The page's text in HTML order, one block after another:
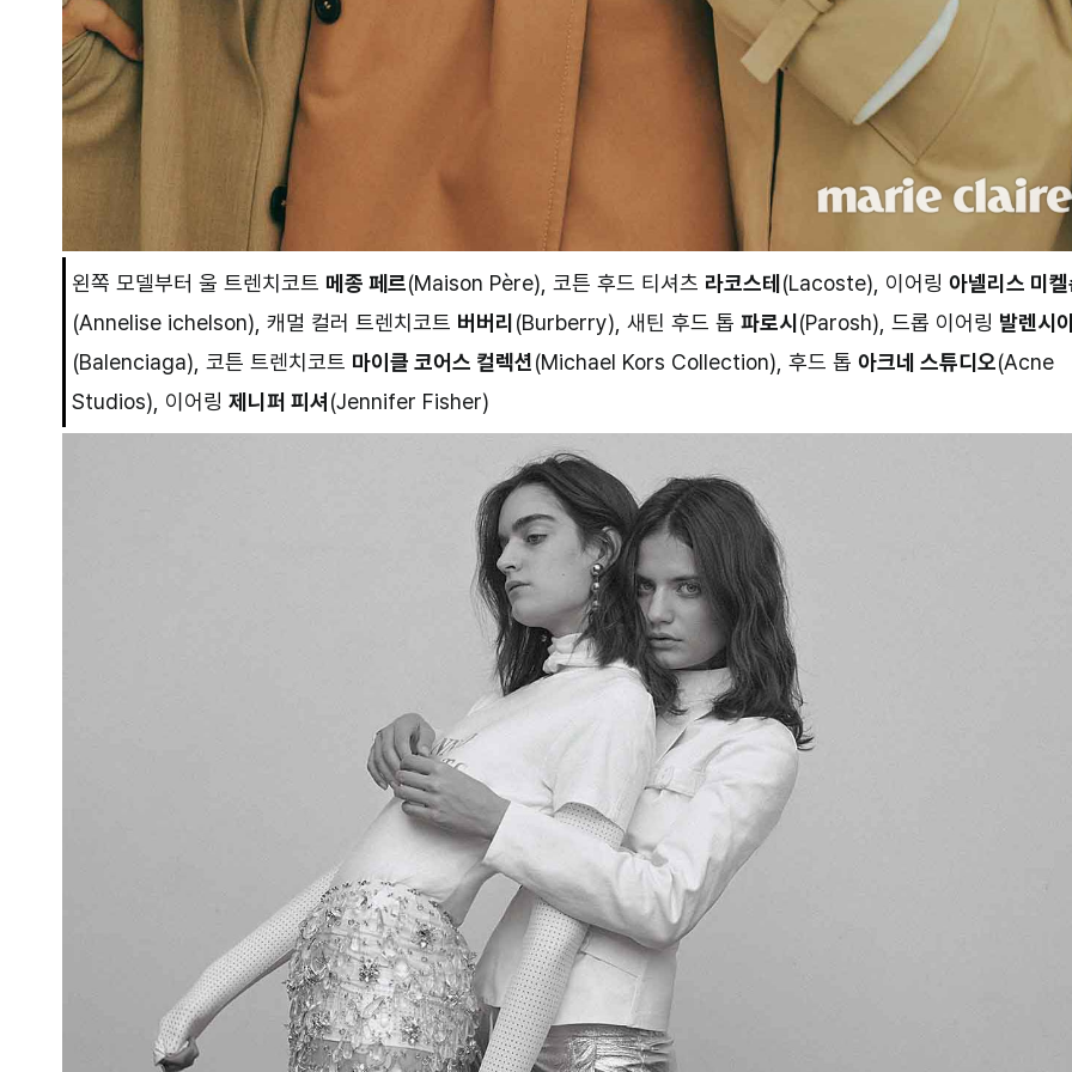
왼쪽 모델부터 울 트렌치코트 메종 페르(Maison Père), 코튼 후드 티셔츠 라코스테 (Lacoste), 이어링 아넬리스 미
(Annelise ichelson), 캐멀 컬러 트렌치코트 버버리 (Burberry), 새틴 후드 톱 파로시 (Parosh), 드롭 이어링 발렌시
(Balenciaga), 코튼 트렌치코트 마이클 코어스 컬렉션(Michael Kors Collection), 후드 톱 아크네 스튜디오(Acne
Studios), 이어링 제니퍼 피셔 (Jennifer Fisher)